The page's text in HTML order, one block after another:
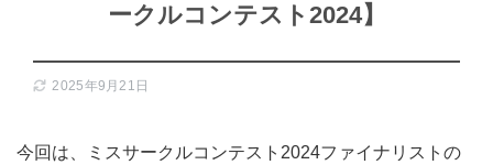
ークルコンテスト2024】
2025年9月21日
今回は、ミスサークルコンテスト2024ファイナリストの